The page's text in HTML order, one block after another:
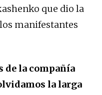
que dio la
manifestantes
de la compañía
la larga